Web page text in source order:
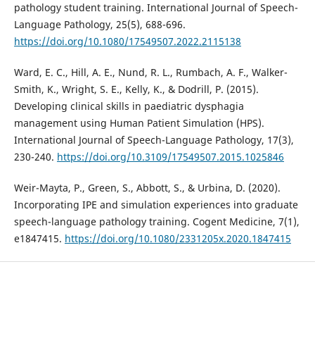
pathology student training. International Journal of Speech-
Language Pathology, 25(5), 688-696.
https://doi.org/10.1080/17549507.2022.2115138
Ward, E. C., Hill, A. E., Nund, R. L., Rumbach, A. F., Walker-
Smith, K., Wright, S. E., Kelly, K., & Dodrill, P. (2015).
Developing clinical skills in paediatric dysphagia
management using Human Patient Simulation (HPS).
International Journal of Speech-Language Pathology, 17(3),
230-240. https://doi.org/10.3109/17549507.2015.1025846
Weir-Mayta, P., Green, S., Abbott, S., & Urbina, D. (2020).
Incorporating IPE and simulation experiences into graduate
speech-language pathology training. Cogent Medicine, 7(1),
e1847415. https://doi.org/10.1080/2331205x.2020.1847415